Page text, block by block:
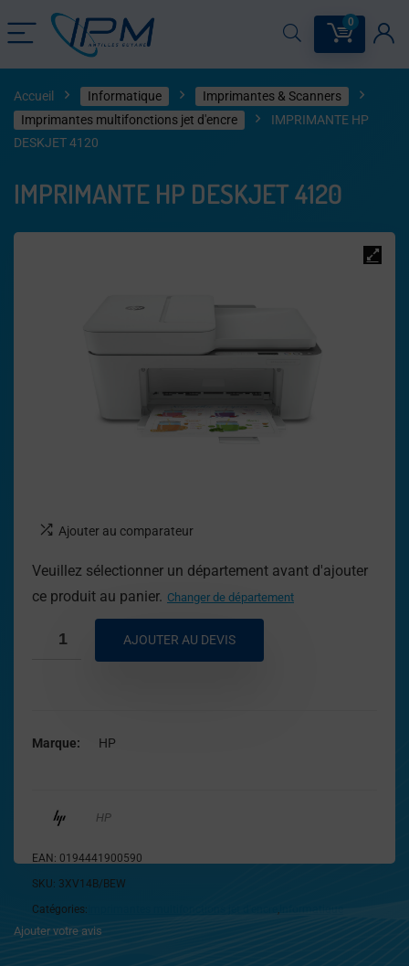
0
Accueil Informatique
Imprimantes & Scanners
Imprimantes multifonctions jet d'encre
IMPRIMANTE HP
DESKJET 4120
IMPRIMANTE HP DESKJET 4120
Ajouter au comparateur
Veuillez sélectionner un département avant d'ajouter
ce produit au panier. Changer de département
AJOUTER AU DEVIS
Marque HP
HP
EAN: 0194441900590
SKU: 3XV14B/BEW
Catégories:
,
Ajouter votre avis